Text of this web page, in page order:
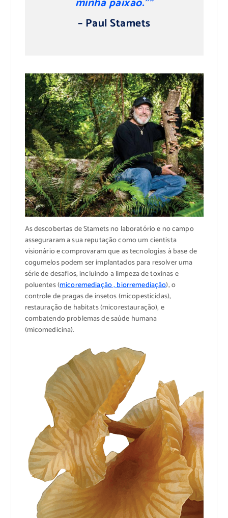
– Paul Stamets
As descobertas de Stamets no laboratório e no campo
asseguraram a sua reputação como um cientista
visionário e comprovaram que as tecnologias à base de
cogumelos podem ser implantados para resolver uma
série de desafios, incluindo a limpeza de toxinas e
poluentes (micoremediação , biorremediação), o
controle de pragas de insetos (micopesticidas),
restauração de habitats (micorestauração), e
combatendo problemas de saúde humana
(micomedicina).